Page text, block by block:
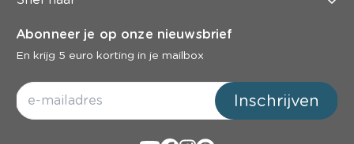
Abonneer je op onze nieuwsbrief
En krijg 5 euro korting in je mailbox
Inschrijven